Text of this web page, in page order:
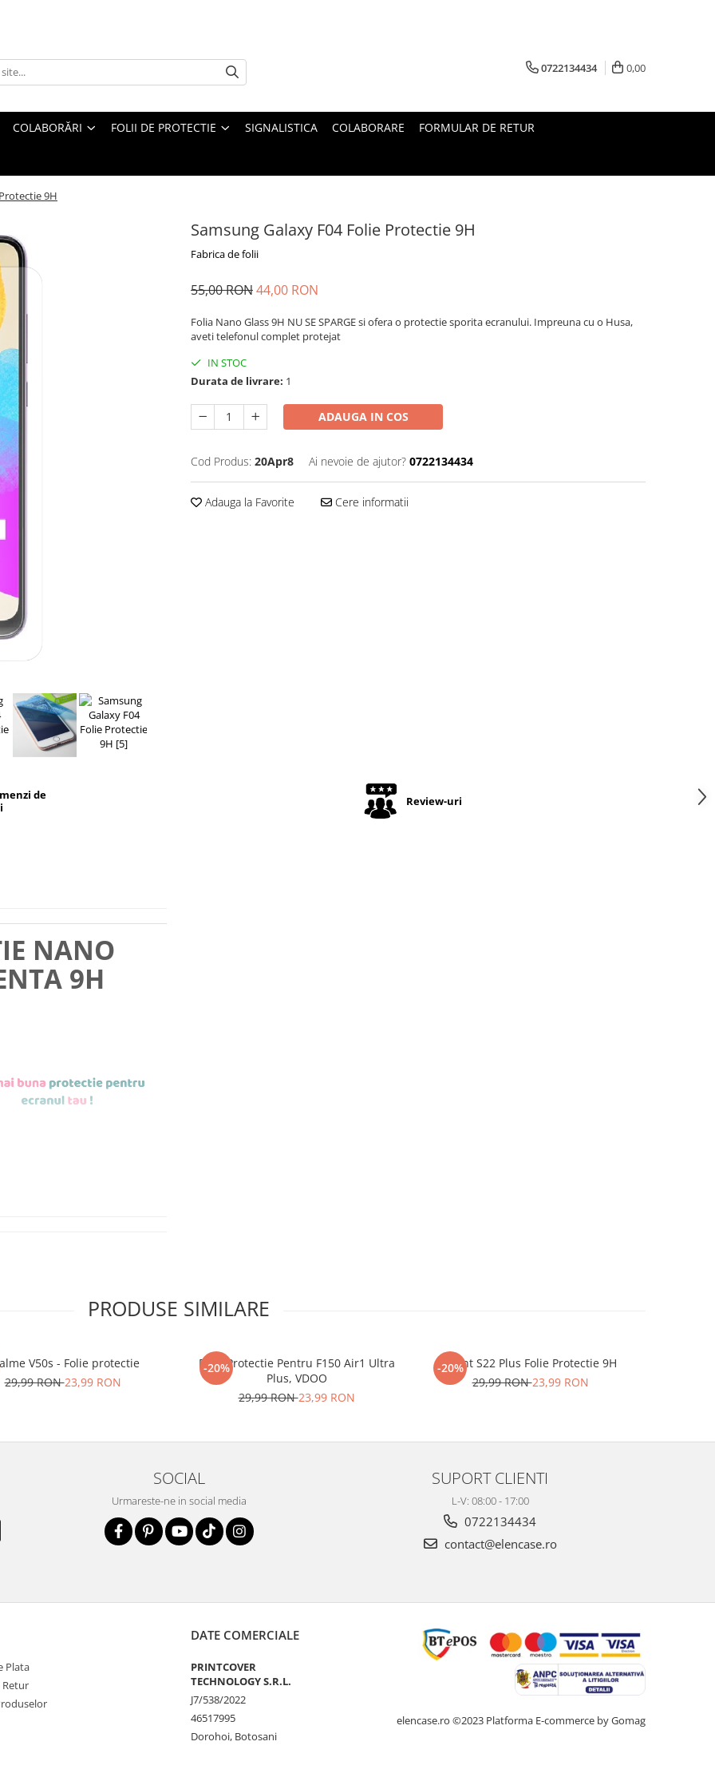
0722134434 0,00
COLABORĂRI FOLII DE PROTECTIE SIGNALISTICA COLABORARE FORMULAR DE RETUR
9H
Samsung Galaxy F04 Folie Protectie 9H
Fabrica de folii
55,00 RON44,00 RON
Folia Nano Glass 9H NU SE SPARGE si ofera o protectie sporita ecranului. Impreuna cu o Husa,
aveti telefonul complet protejat
IN STOC
Durata de livrare: 1
ADAUGA IN COS
Cod Produs: 20Apr8 Ai nevoie de ajutor? 0722134434
Adauga la Favorite Cere informatii
de
Review-uri
NANO
9H
foliilorNU
SPARGEin
la zgarieturi si
ecranul!
la zgarieturi,
ecranului pe
a
PRODUSE SIMILARE
V50s - Folie protectie
29,99 RON23,99 RON
-20%
Folie Protectie Pentru F150 Air1 Ultra
Plus, VDOO
29,99 RON23,99 RON
-20%
iHunt S22 Plus Folie Protectie 9H
29,99 RON23,99 RON
SOCIAL
Urmareste-ne in social media
SUPORT CLIENTI
L-V: 08:00 - 17:00
0722134434
contact@elencase.ro
Plata
Retur
DATE COMERCIALE
PRINTCOVER
TECHNOLOGY S.R.L.
J7/538/2022
46517995
Dorohoi, Botosani
elencase.ro ©2023 Platforma E-commerce by Gomag